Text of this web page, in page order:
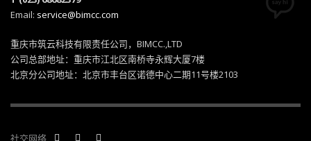
Email: service@bimcc.com
重庆市筑云科技有限责任公司，BIMCC.,LTD
公司总部地址：重庆市江北区南桥寺永辉大厦7楼
北京分公司地址：北京市丰台区诺德中心二期11号楼2103
社交网络